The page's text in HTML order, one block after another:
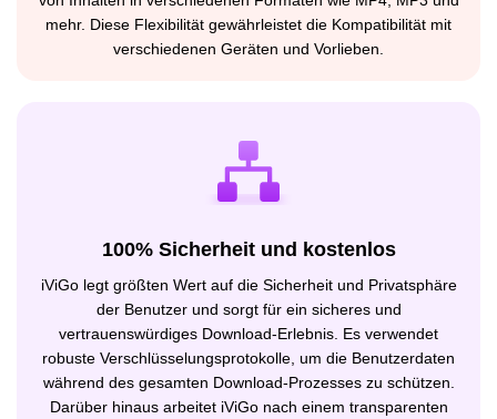
mehr. Diese Flexibilität gewährleistet die Kompatibilität mit
verschiedenen Geräten und Vorlieben.
100% Sicherheit und kostenlos
iViGo legt größten Wert auf die Sicherheit und Privatsphäre
der Benutzer und sorgt für ein sicheres und
vertrauenswürdiges Download-Erlebnis. Es verwendet
robuste Verschlüsselungsprotokolle, um die Benutzerdaten
während des gesamten Download-Prozesses zu schützen.
Darüber hinaus arbeitet iViGo nach einem transparenten